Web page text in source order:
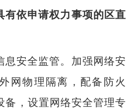
有依申请权力事项的区直
息安全监管。 加强网络安
网物理隔离，配备防火
备，设置网络安全管理专